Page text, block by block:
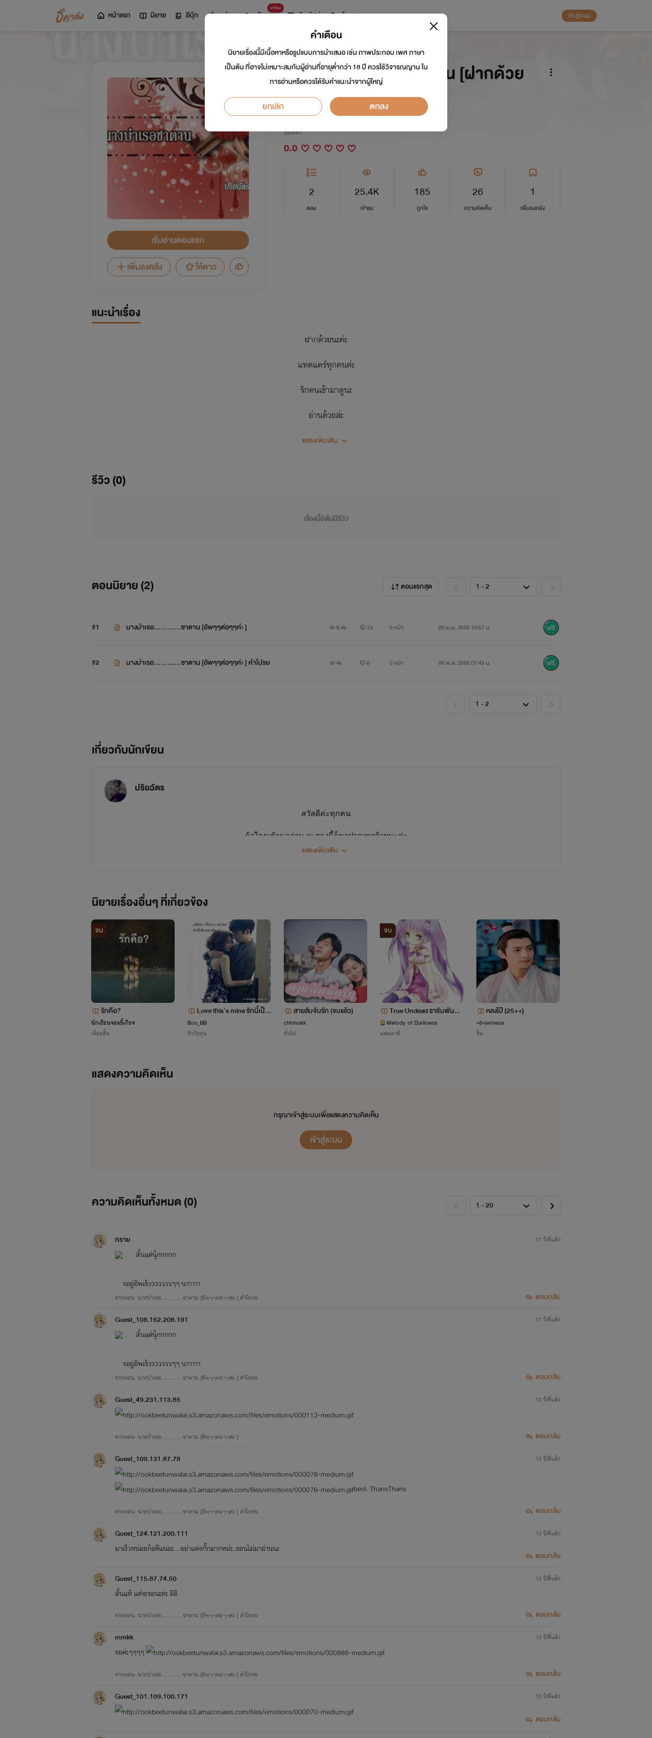
หน้าแรก นิยาย อีบุ๊ก การ์ตูน
มาใหม่
ดรีมแชท ธัญลิสต์ ค้นหา เข้าสู่ระบบ
เริ่มอ่านตอนแรก
เพิ่มลงคลัง
ให้ดาว
นางบำเรอ........ซาตาน [ฝากด้วย
นะค่ะ]
นักเขียน:ปริยฉัตร
อีโรติก
0.0
2
ตอน
25.4K
เข้าชม
185
ถูกใจ
26
ความคิดเห็น
1
เพิ่มลงคลัง
แนะนำเรื่อง
ฝากด้วยนะค่ะ
แทคแคร์ทุกคนค่ะ
รักคนเข้ามาดูนะ
อ่านด้วยล่ะ
แสดงเพิ่มเติม
รีวิว (0)
เรื่องนี้ยังไม่มีรีวิว
ตอนนิยาย (2) ตอนแรกสุด
#1 นางบำเรอ............ซาตาน [อัพๆๆต่อๆๆค่ะ ] 9.4k 13 0 หน้า 28 เม.ย. 2556 10:57 น.
#2 นางบำเรอ............ซาตาน [อัพๆๆต่อๆๆค่ะ ] คำโปรย 4k 6 0 หน้า 06 พ.ค. 2556 07:43 น.
เกี่ยวกับนักเขียน
ปริยฉัตร
สวัสดีค่ะทุกคน
ถ้าใครเข้ามาอ่าน ณ ตรงนี้ก็ขอฝากเพจด้วยนะค่ะ
แค่คนละ 1 ไลค์
<iframe src="//www.facebook.com/plugins/likebox.php?
%25E0%25B8%25A3%25E0%25B8%25B1%25E0%25B8%258D%25E0%25B8%258A%25E0%25B8%2599%25E0%25B8%25B2-
แสดงเพิ่มเติม
นิยายเรื่องอื่นๆ ที่เกี่ยวข้อง
จบ
รักคือ?
นักเขียนจอมขี้เกียจ
เรื่องสั้น
Love this's mine รักนี้เป็น
ของฉัน
Boo_BB
รักวัยรุ่น
สายลับจับรัก (จบแล้ว)
chiimukk
ทั่วไป
จบ
True Undead ราชันพันธ์อ
มตะ
Melody of Darkness
แฟนตาซี
หลงไป๋ (25++)
<6>jennesa
จีน
แสดงความคิดเห็น
กรุณาเข้าสู่ระบบเพื่อแสดงความคิดเห็น
เข้าสู่ระบบ
ความคิดเห็นทั้งหมด (0)
ทราย
. สั้นแต่นุ้กกกกก
รอยู่อัพเร้วววววววๆๆ นาาาาา
จากตอน: นางบำเรอ............ซาตาน [อัพๆๆต่อๆๆค่ะ ] คำโปรย
11 ปีที่แล้ว
ตอบกลับ
Guest_108.162.208.191
. สั้นแต่นุ้กกกกก
รอยู่อัพเร้วววววววๆๆ นาาาาา
จากตอน: นางบำเรอ............ซาตาน [อัพๆๆต่อๆๆค่ะ ] คำโปรย
11 ปีที่แล้ว
ตอบกลับ
Guest_49.231.113.85
จากตอน: นางบำเรอ............ซาตาน [อัพๆๆต่อๆๆค่ะ ]
13 ปีที่แล้ว
ตอบกลับ
Guest_109.131.87.78
best. ThansThans
จากตอน: นางบำเรอ............ซาตาน [อัพๆๆต่อๆๆค่ะ ] คำโปรย
13 ปีที่แล้ว
ตอบกลับ
Guest_124.121.200.111
มาเร็วหน่อยก้อดีแนอะ...อย่าแทงกั๊กมากหล่ะ..งอนไม่มาอ่านนะ
13 ปีที่แล้ว
ตอบกลับ
Guest_115.87.74.50
สั้นแท้ แต่จะรอนะค่ะ อิอิ
จากตอน: นางบำเรอ............ซาตาน [อัพๆๆต่อๆๆค่ะ ] คำโปรย
13 ปีที่แล้ว
ตอบกลับ
mmkk
รอค่ะๆๆๆๆ
จากตอน: นางบำเรอ............ซาตาน [อัพๆๆต่อๆๆค่ะ ] คำโปรย
13 ปีที่แล้ว
ตอบกลับ
Guest_101.109.100.171
13 ปีที่แล้ว
ตอบกลับ
คำเตือน
นิยายเรื่องนี้มีเนื้อหาหรือรูปแบบการนำเสนอ เช่น ภาพประกอบ เพศ ภาษา
เป็นต้น ที่อาจไม่เหมาะสมกับผู้อ่านที่อายุต่ำกว่า 18 ปี ควรใช้วิจารณญาน ใน
การอ่านหรือควรได้รับคำแนะนำจากผู้ใหญ่
ยกเลิก ตกลง